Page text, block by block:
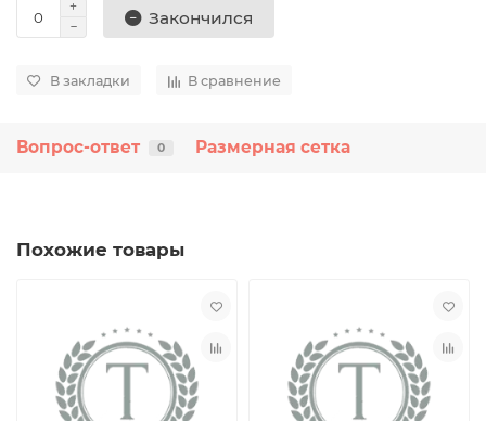
Закончился
В закладки В сравнение
Вопрос-ответ 0 Размерная сетка
Похожие товары